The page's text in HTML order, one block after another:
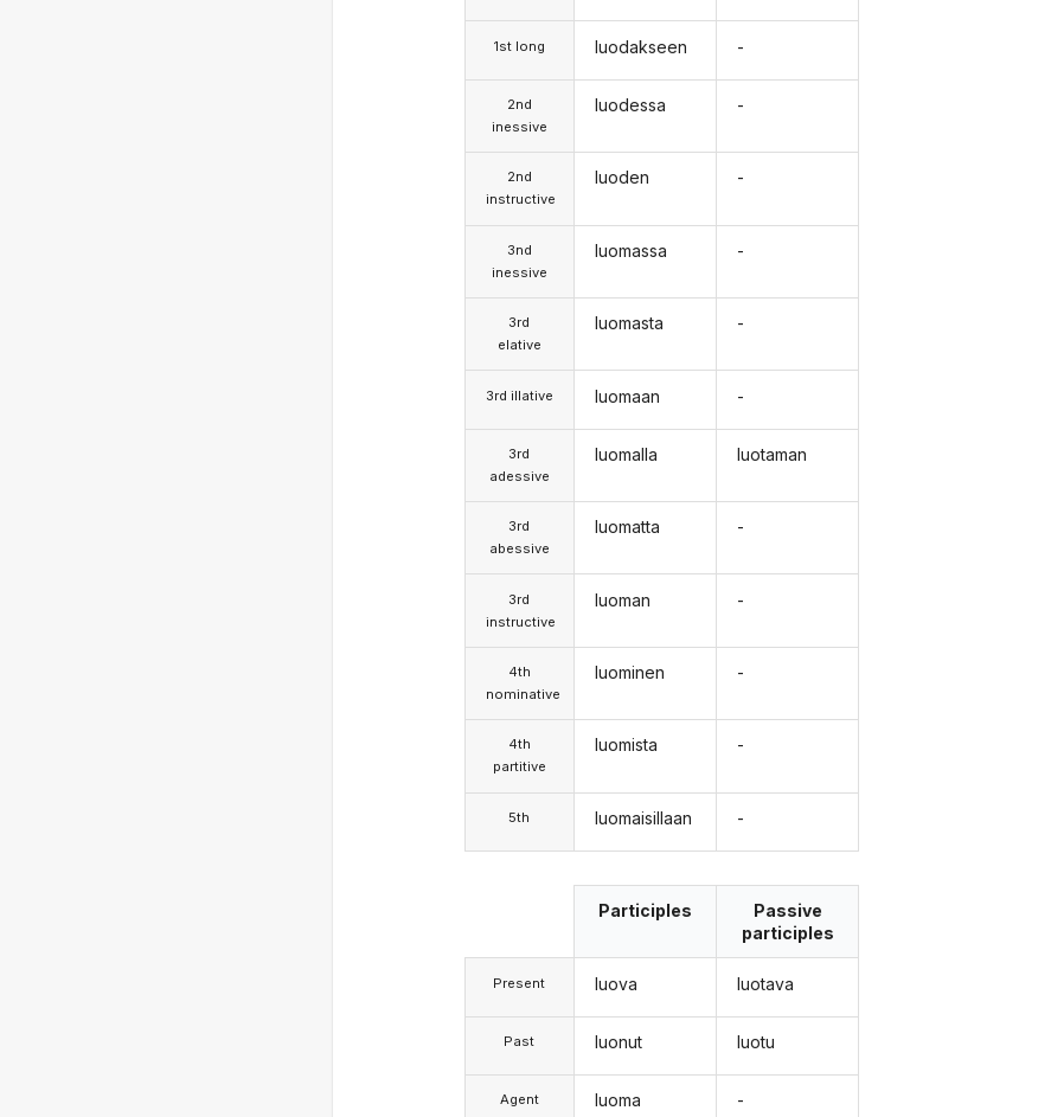
1st long
2nd
inessive
2nd
instructive
3nd
inessive
3rd
elative
3rd illative
3rd
adessive
3rd
abessive
3rd
instructive
4th
nominative
4th
partitive
5th
luodakseen
luodessa
luoden
luomassa
luomasta
luomaan
luomalla
luomatta
luoman
luominen
luomista
luomaisillaan
-
-
-
-
-
-
luotaman
-
-
-
-
-
Present
Past
Agent
Participles
luova
luonut
luoma
Passive
participles
luotava
luotu
-